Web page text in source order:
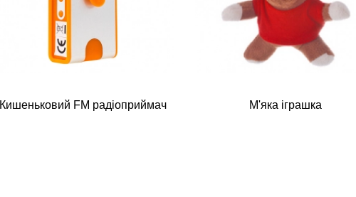
Кишеньковий FM радіоприймач М'яка іграшка